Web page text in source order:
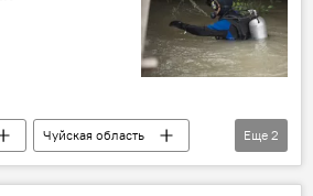
Чуйская область
Еще 2